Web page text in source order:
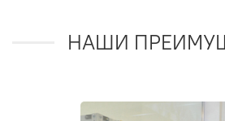
НАШИ